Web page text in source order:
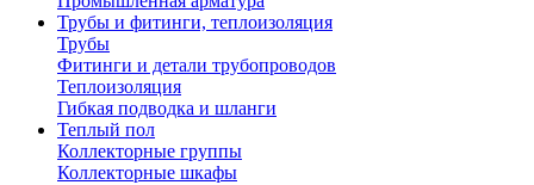
Трубы и фитинги, теплоизоляция
Трубы
Фитинги и детали трубопроводов
Теплоизоляция
Гибкая подводка и шланги
Теплый пол
Коллекторные группы
Коллекторные шкафы